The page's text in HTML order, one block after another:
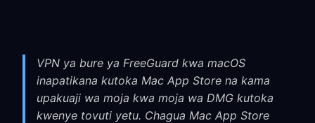
VPN ya bure ya FreeGuard kwa macOS
inapatikana kutoka Mac App Store na kama
upakuaji wa moja kwa moja wa DMG kutoka
kwenye tovuti yetu. Chagua Mac App Store